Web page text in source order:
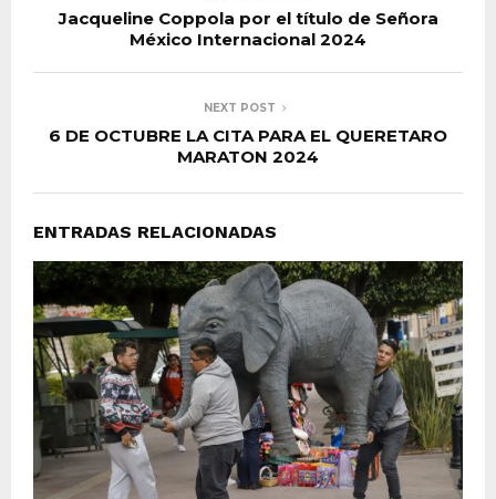
Jacqueline Coppola por el título de Señora
México Internacional 2024
NEXT POST
6 DE OCTUBRE LA CITA PARA EL QUERETARO
MARATON 2024
ENTRADAS RELACIONADAS